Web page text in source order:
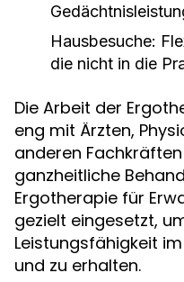
Hausbesuche:
die nicht in die
Die Arbeit der
eng mit Ärzten,
anderen
ganzheitliche
Ergotherapie für
gezielt eingesetzt,
Leistungsfähigkeit
und zu erhalten.